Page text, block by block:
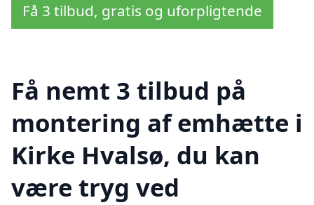
Få 3 tilbud, gratis og uforpligtende
Få nemt 3 tilbud på
montering af emhætte i
Kirke Hvalsø, du kan
være tryg ved